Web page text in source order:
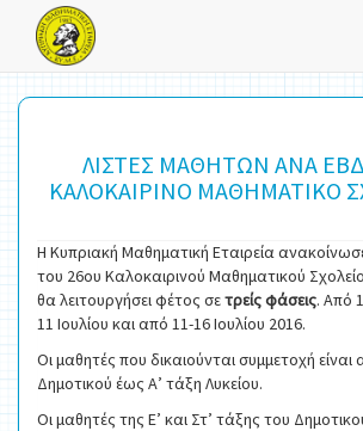
ΛΙΣΤΕΣ ΜΑΘΗΤΩΝ ΑΝΑ
ΚΑΛΟΚΑΙΡΙΝΟ ΜΑΘΗΜΑΤΙΚΟ
Η Κυπριακή Μαθηματική Εταιρεία
του 26ου Καλοκαιρινού Μαθηματικού
θα λειτουργήσει φέτος σετρείς φάσεις. Από
11 Ιουλίου και από 11-16 Ιουλίου 2016.
Οι μαθητές που δικαιούνται συμμετοχή είναι
Δημοτικού έως Α’ τάξη Λυκείου.
Οι μαθητές της Ε’ και Στ’ τάξης του